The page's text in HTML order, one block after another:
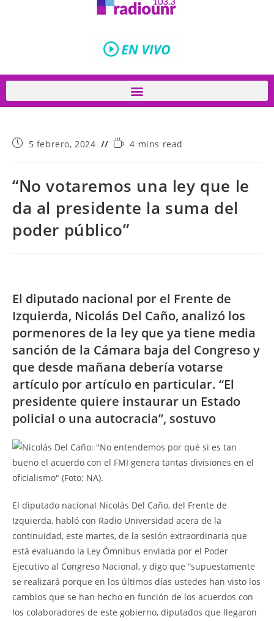
5 febrero, 2024 4 mins read
“No votaremos una ley que le
da al presidente la suma del
poder público”
El diputado nacional por el Frente de
Izquierda, Nicolás Del Caño, analizó los
pormenores de la ley que ya tiene media
sanción de la Cámara baja del Congreso y
que desde mañana debería votarse
artículo por artículo en particular. “El
presidente quiere instaurar un Estado
policial o una autocracia”, sostuvo
El diputado nacional Nicolás Del Caño, del Frente de
Izquierda, habló con Radio Universidad acera de la
continuidad, este martes, de la sesión extraordinaria que
está evaluando la Ley Ómnibus enviada por el Poder
Ejecutivo al Congreso Nacional, y digo que “supuestamente
se realizará porque en los últimos días ustedes han visto los
cambios que se han hecho en función de los acuerdos con
los colaboradores de este gobierno, diputados que llegaron